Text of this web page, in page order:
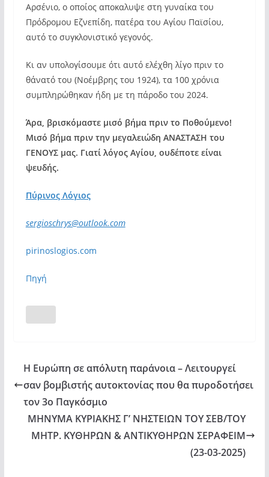
Αρσένιο, ο οποίος αποκαλυψε στη γυναίκα του
Πρόδρομου Εζνεπίδη, πατέρα του Αγίου Παϊσίου,
αυτό το συγκλονιστικό γεγονός.
Κι αν υπολογίσουμε ότι αυτό ελέχθη λίγο πριν το
θάνατό του (Νοέμβρης του 1924), τα 100 χρόνια
συμπληρώθηκαν ήδη με τη πάροδο του 2024.
Άρα, βρισκόμαστε μισό βήμα πριν το Ποθούμενο!
Μισό βήμα πριν την μεγαλειώδη ΑΝΑΣΤΑΣΗ του
ΓΕΝΟΥΣ μας. Γιατί λόγος Αγίου, ουδέποτε είναι
ψευδής.
Πύρινος Λόγιος
sergioschrys@outlook.com
pirinoslogios.com
Πηγή
Η Ευρώπη σε απόλυτη παράνοια – Λειτουργεί
σαν βομβιστής αυτοκτονίας που θα πυροδοτήσει
τον 3ο Παγκόσμιο
ΜΗΝΥΜΑ ΚΥΡΙΑΚΗΣ Γ’ ΝΗΣΤΕΙΩΝ ΤΟΥ ΣΕΒ/ΤΟΥ
ΜΗΤΡ. ΚΥΘΗΡΩΝ & ΑΝΤΙΚΥΘΗΡΩΝ ΣΕΡΑΦΕΙΜ
(23-03-2025)